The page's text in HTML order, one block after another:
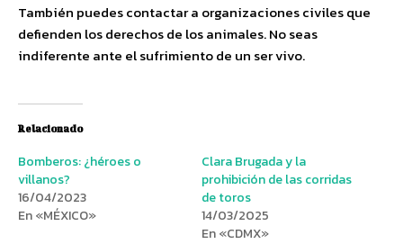
También puedes contactar a organizaciones civiles que
defienden los derechos de los animales. No seas
indiferente ante el sufrimiento de un ser vivo.
Relacionado
Bomberos: ¿héroes o
villanos?
16/04/2023
En «MÉXICO»
Clara Brugada y la
prohibición de las corridas
de toros
14/03/2025
En «CDMX»